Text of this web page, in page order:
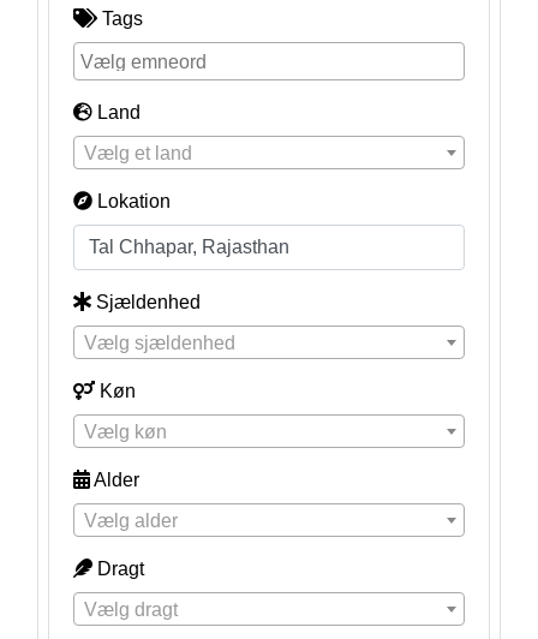
Tags
Land
Vælg et land
Lokation
Sjældenhed
Vælg sjældenhed
Køn
Vælg køn
Alder
Vælg alder
Dragt
Vælg dragt